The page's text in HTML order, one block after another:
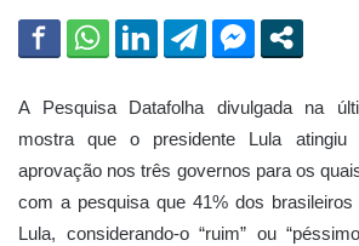
A Pesquisa Datafolha divulgada na
mostra que o presidente Lula
aprovação nos três governos para os
com a pesquisa que 41% dos
Lula, considerando-o “ruim” ou